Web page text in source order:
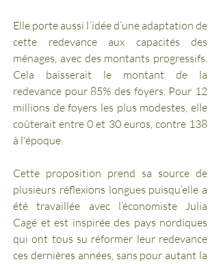
Elle porte aussi l’idée d’une adaptation de
cette redevance aux capacités des
ménages, avec des montants progressifs.
Cela baisserait le montant de la
redevance pour 85% des foyers. Pour 12
millions de foyers les plus modestes, elle
coûterait entre 0 et 30 euros, contre 138
à l'époque.
Cette proposition prend sa source de
plusieurs réflexions longues puisqu’elle a
été travaillée avec l’économiste Julia
Cagé et est inspirée des pays nordiques
qui ont tous su réformer leur redevance
ces dernières années, sans pour autant la